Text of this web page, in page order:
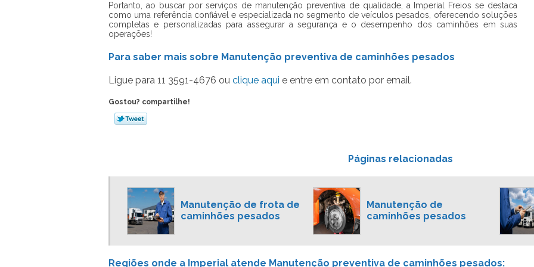
Portanto, ao buscar por serviços de manutenção preventiva de qualidade, a Imperial Freios se destaca
como uma referência confiável e especializada no segmento de veículos pesados, oferecendo soluções
completas e personalizadas para assegurar a segurança e o desempenho dos caminhões em suas
operações!
Para saber mais sobre Manutenção preventiva de caminhões pesados
Ligue para 11 3591-4676 ou clique aqui e entre em contato por email.
Gostou? compartilhe!
Páginas relacionadas
Manutenção de frota de
caminhões pesados
Manutenção de
caminhões pesados
Regiões onde a Imperial atende Manutenção preventiva de caminhões pesados: